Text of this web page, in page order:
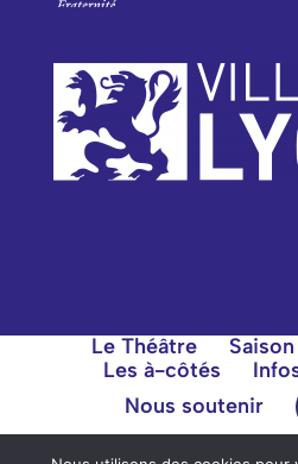
Le Théâtre
Les à-côtés
Nous soutenir